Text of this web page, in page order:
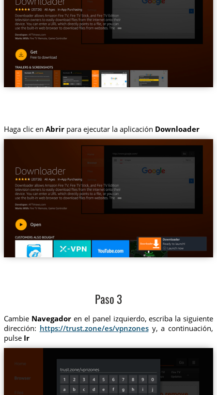
Haga clic en Abrirpara ejecutar la aplicación Downloader
Paso 3
Cambie Navegadoren el panel izquierdo, escriba la siguiente
dirección: https://trust.zone/es/vpnzonesy, a continuación,
pulse Ir